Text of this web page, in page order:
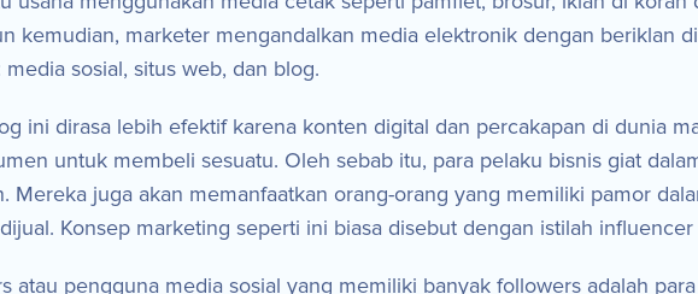
kemudian, marketer mengandalkan media elektronik dengan beriklan
sosial, situs web, dan blog.
ini dirasa lebih efektif karena konten digital dan percakapan di dunia
untuk membeli sesuatu. Oleh sebab itu, para pelaku bisnis giat
juga akan memanfaatkan orang-orang yang memiliki pamor
Konsep marketing seperti ini biasa disebut dengan istilah
atau pengguna media sosial yang memiliki banyak followers adalah